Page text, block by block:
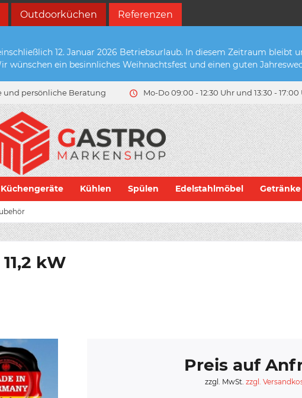
Outdoorküchen Referenzen
12. Januar 2026 Betriebsurlaub. In diesem Zeitraum bleibt
wünschen ein besinnliches Weihnachtsfest und einen guten
und persönliche Beratung Mo-Do 09:00 - 12:30 Uhr und 13:30 - 17:00
Küchengeräte Kühlen Spülen Edelstahlmöbel
kW
Preis auf
zzgl. MwSt. zzgl.